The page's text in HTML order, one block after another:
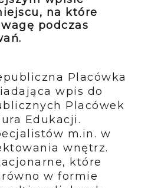
na które
podczas
Placówka
wpis do
Placówek
Edukacji.
m.in. w
wnętrz.
które
w formie